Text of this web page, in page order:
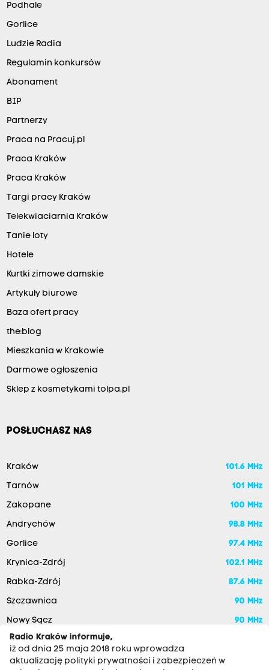
Podhale
Gorlice
Ludzie Radia
Regulamin konkursów
Abonament
BIP
Partnerzy
Praca na Pracuj.pl
Praca Kraków
Praca Kraków
Targi pracy Kraków
Telekwiaciarnia Kraków
Tanie loty
Hotele
Kurtki zimowe damskie
Artykuły biurowe
Baza ofert pracy
the:blog
Mieszkania w Krakowie
Darmowe ogłoszenia
Sklep z kosmetykami tolpa.pl
POSŁUCHASZ NAS
Kraków 101.6 MHz
Tarnów 101 MHz
Zakopane 100 MHz
Andrychów 98.8 MHz
Gorlice 97.4 MHz
Krynica-Zdrój 102.1 MHz
Rabka-Zdrój 87.6 MHz
Szczawnica 90 MHz
Nowy Sącz
90 MHz
Radio Kraków informuje,
iż od dnia 25 maja 2018 roku wprowadza
aktualizację polityki prywatności i zabezpieczeń w